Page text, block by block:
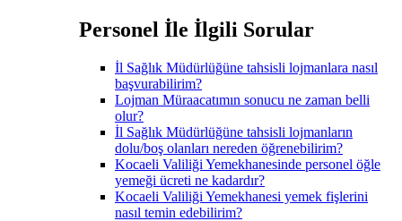
Personel İle İlgili Sorular
İl Sağlık Müdürlüğüne tahsisli lojmanlara nasıl
başvurabilirim?
Lojman Müraacatımın sonucu ne zaman belli
olur?
İl Sağlık Müdürlüğüne tahsisli lojmanların
dolu/boş olanları nereden öğrenebilirim?
Kocaeli Valiliği Yemekhanesinde personel öğle
yemeği ücreti ne kadardır?
Kocaeli Valiliği Yemekhanesi yemek fişlerini
nasıl temin edebilirim?